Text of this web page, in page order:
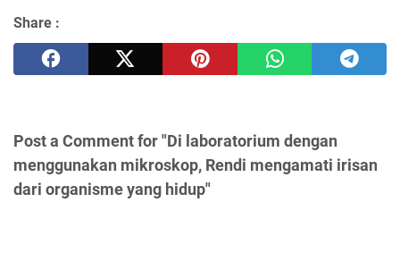
Share :
Post a Comment for "Di laboratorium dengan
menggunakan mikroskop, Rendi mengamati irisan
dari organisme yang hidup"